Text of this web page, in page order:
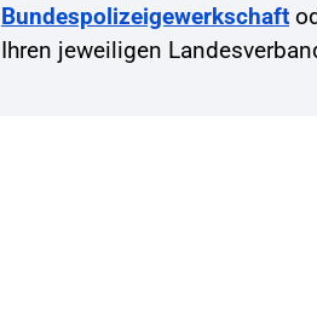
Bundespolizeigewerkschaft
Ihren jeweiligen